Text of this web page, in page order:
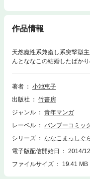
作品情報
天然魔性系兼癒し系突撃型
んとななこの結婚したばか
著者
小池恵子
出版社
竹書房
ジャンル
青年マンガ
レーベル
バンブーコミッ
シリーズ
ななこまっしぐ
電子版配信開始日
2014/
ファイルサイズ
19.41 MB